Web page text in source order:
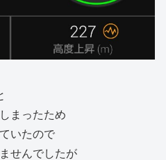
まったため
いたので
せんでしたが